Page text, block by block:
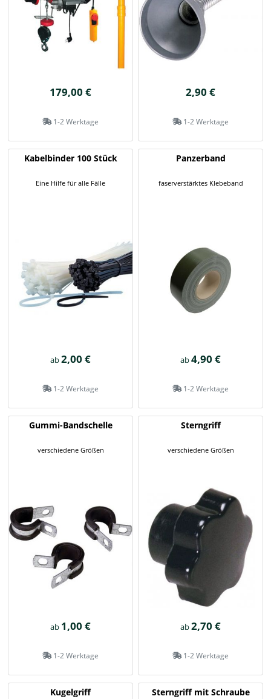
179,00 €
1-2 Werktage
2,90 €
1-2 Werktage
Kabelbinder 100 Stück
Eine Hilfe für alle Fälle
ab2,00 €
1-2 Werktage
Panzerband
faserverstärktes Klebeband
ab4,90 €
1-2 Werktage
Gummi-Bandschelle
verschiedene Größen
ab 1,00 €
1-2 Werktage
Sterngriff
verschiedene Größen
ab2,70 €
1-2 Werktage
Kugelgriff Sterngriff mit Schraube